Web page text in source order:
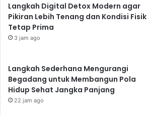
Langkah Digital Detox Modern agar
Pikiran Lebih Tenang dan Kondisi Fisik
Tetap Prima
3 jam ago
Langkah Sederhana Mengurangi
Begadang untuk Membangun Pola
Hidup Sehat Jangka Panjang
22 jam ago